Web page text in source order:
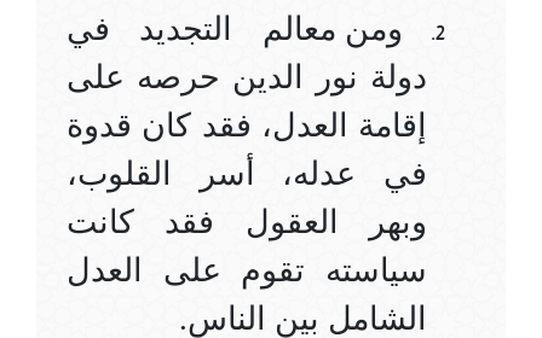
ومن معالم التجديد في
دولة نور الدين حرصه على
إقامة العدل، فقد كان قدوة
في عدله، أسر القلوب،
وبهر العقول فقد كانت
سياسته تقوم على العدل
الشامل بين الناس.